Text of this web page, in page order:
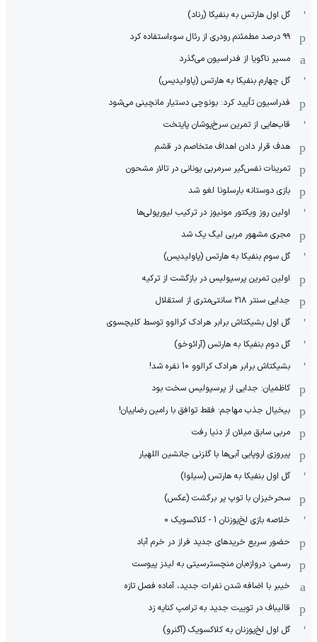
گل اول هارتس به بنفیکا (رناد)
۹۹ درصد مطمئنم رودری از رئال سوءاستفاده کرد
مسیر ناگویا از فدراسیون می‌گذرد
گل چهارم بنفیکا به هارتس (پاولیدیس)
فدراسیون تأیید کرد: بونوچی دستیار مانچینی می‌شود
قاب‌هایی از تمرین سرخ‌پوشان پایتخت
هدف قرار دادن اهداف متخاصم در قشم
‏تمرینات نفس‌گیر سرمربی یونانی در تالار مشحون
بازی دوستانه بارسلونا لغو شد
اولین روز ویکتور مونیوز در ترکیب لیورپولی‌ها
مجری مشهور مربی لیگ یک شد
گل سوم بنفیکا به هارتس (پاولیدیس)
اولین تمرین پرسپولیس در بازگشت از ترکیه
جدایی سنتر ۲۱۸ سانتی‌متری از استقلال
گل اول بشیکتاش برابر هرادک کرالوو توسط کلیچسوی
گل دوم بنفیکا به هارتس (آرائوخو)
بشیکتاش برابر هرادک کرالوو 10 نفره شد!
کاظمیان: جدایی از پرسپولیس سخت بود
بیخیال جذب مهاجم: فقط توافق با رامین رضاییان!
مربی سابق میلان از دنیا رفت
پیروزی اروپایی آبی‌ها با گلزنی جانشین اللهیار
گل اول بنفیکا به هارتس (سیلوا)
سحرخیزان با توپ پر برگشت (عکس)
خلاصه بازی لخ‌پوزنان 1 - کلاکسویک 0
حضور سریع خریدهای جدید فراز در خرم آباد
رسمی: دروازه‌بان منچسترسیتی به لیدز پیوست
خیبر با اضافه شدن نفرات جدید، آماده فصل تازه
قالیباف در توییت جدید به ترامپ کنایه زد
گل اول لخ‌پوزنان به کلاکسویک (آگنرو)